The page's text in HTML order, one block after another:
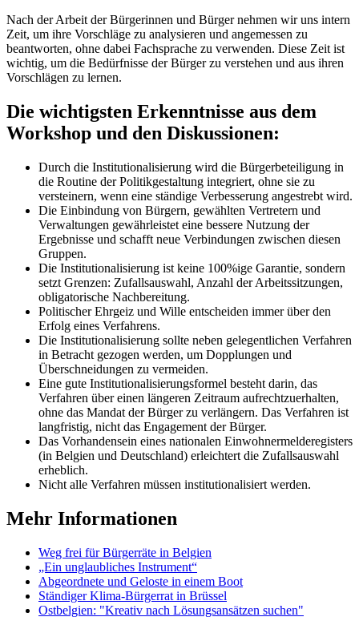
Nach der Arbeit der Bürgerinnen und Bürger nehmen wir uns intern
Zeit, um ihre Vorschläge zu analysieren und angemessen zu
beantworten, ohne dabei Fachsprache zu verwenden. Diese Zeit ist
wichtig, um die Bedürfnisse der Bürger zu verstehen und aus ihren
Vorschlägen zu lernen.
Die wichtigsten Erkenntnisse aus dem
Workshop und den Diskussionen:
Durch die Institutionalisierung wird die Bürgerbeteiligung in
die Routine der Politikgestaltung integriert, ohne sie zu
versteinern, wenn eine ständige Verbesserung angestrebt wird.
Die Einbindung von Bürgern, gewählten Vertretern und
Verwaltungen gewährleistet eine bessere Nutzung der
Ergebnisse und schafft neue Verbindungen zwischen diesen
Gruppen.
Die Institutionalisierung ist keine 100%ige Garantie, sondern
setzt Grenzen: Zufallsauswahl, Anzahl der Arbeitssitzungen,
obligatorische Nachbereitung.
Politischer Ehrgeiz und Wille entscheiden immer über den
Erfolg eines Verfahrens.
Die Institutionalisierung sollte neben gelegentlichen Verfahren
in Betracht gezogen werden, um Dopplungen und
Überschneidungen zu vermeiden.
Eine gute Institutionalisierungsformel besteht darin, das
Verfahren über einen längeren Zeitraum aufrechtzuerhalten,
ohne das Mandat der Bürger zu verlängern. Das Verfahren ist
langfristig, nicht das Engagement der Bürger.
Das Vorhandensein eines nationalen Einwohnermelderegisters
(in Belgien und Deutschland) erleichtert die Zufallsauswahl
erheblich.
Nicht alle Verfahren müssen institutionalisiert werden.
Mehr Informationen
Weg frei für Bürgerräte in Belgien
„Ein unglaubliches Instrument“
Abgeordnete und Geloste in einem Boot
Ständiger Klima-Bürgerrat in Brüssel
Ostbelgien: "Kreativ nach Lösungsansätzen suchen"